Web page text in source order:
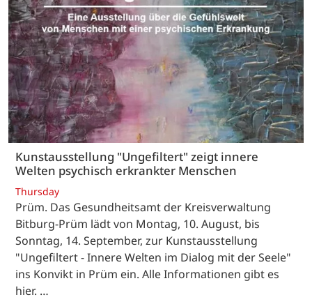
Kunstausstellung "Ungefiltert" zeigt innere
Welten psychisch erkrankter Menschen
Thursday
Prüm. Das Gesundheitsamt der Kreisverwaltung
Bitburg-Prüm lädt von Montag, 10. August, bis
Sonntag, 14. September, zur Kunstausstellung
"Ungefiltert - Innere Welten im Dialog mit der Seele"
ins Konvikt in Prüm ein. Alle Informationen gibt es
hier. …